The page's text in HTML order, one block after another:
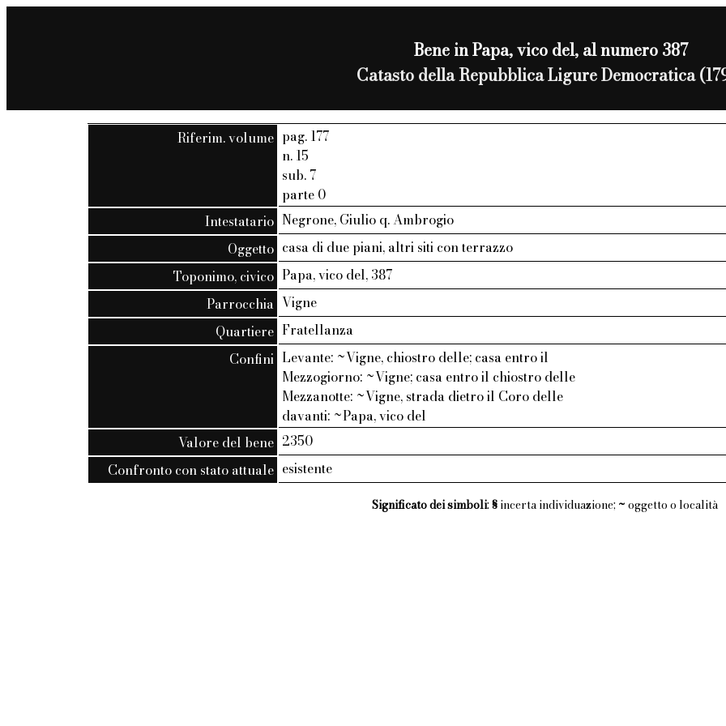
Bene in Papa, vico del, al numero 387
Catasto della Repubblica Ligure Democratica
Riferim. volume pag. 177
n. 15
sub. 7
parte 0
Intestatario Negrone, Giulio q. Ambrogio
Oggetto casa di due piani, altri siti con terrazzo
Toponimo, civico Papa, vico del, 387
Parrocchia Vigne
Quartiere Fratellanza
Confini Levante: ~Vigne, chiostro delle; casa entro il
Mezzogiorno: ~Vigne; casa entro il chiostro delle
Mezzanotte: ~Vigne, strada dietro il Coro delle
davanti: ~Papa, vico del
Valore del bene 2350
Confronto con stato attuale esistente
Significato dei simboli: §incerta individuazione; ~ oggetto o località